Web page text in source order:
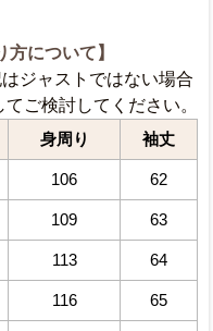
方について】
ジャストではない場合
ご検討してください。
身周り 袖丈
106 62
109 63
113 64
116 65